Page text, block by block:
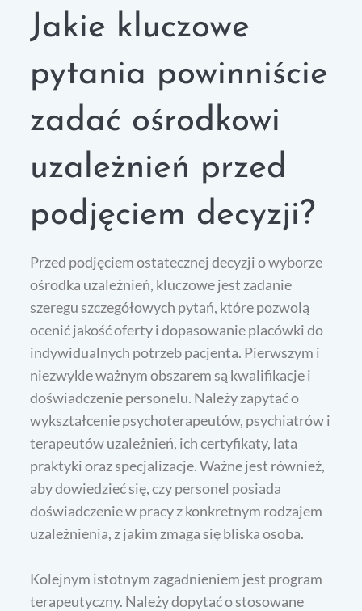
Jakie kluczowe
pytania powinniście
zadać ośrodkowi
uzależnień przed
podjęciem decyzji?
Przed podjęciem ostatecznej decyzji o wyborze
ośrodka uzależnień, kluczowe jest zadanie
szeregu szczegółowych pytań, które pozwolą
ocenić jakość oferty i dopasowanie placówki do
indywidualnych potrzeb pacjenta. Pierwszym i
niezwykle ważnym obszarem są kwalifikacje i
doświadczenie personelu. Należy zapytać o
wykształcenie psychoterapeutów, psychiatrów i
terapeutów uzależnień, ich certyfikaty, lata
praktyki oraz specjalizacje. Ważne jest również,
aby dowiedzieć się, czy personel posiada
doświadczenie w pracy z konkretnym rodzajem
uzależnienia, z jakim zmaga się bliska osoba.
Kolejnym istotnym zagadnieniem jest program
terapeutyczny. Należy dopytać o stosowane